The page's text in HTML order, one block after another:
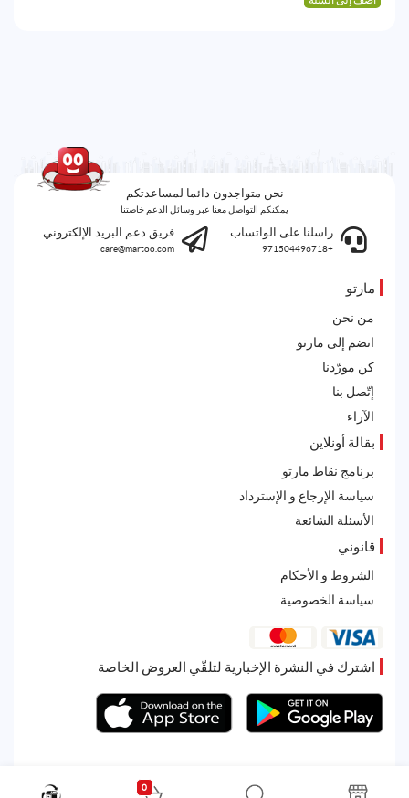
نحن متواجدون دائما لمساعدتكم
يمكنكم التواصل معنا عبر وسائل الدعم خاصتنا
راسلنا على الواتساب
+971504496718
فريق دعم البريد الإلكتروني
care@martoo.com
مارتو
من نحن
انضم إلى مارتو
كن مورّدنا
إتّصل بنا
الآراء
بقالة أونلاين
برنامج نقاط مارتو
سياسة الإرجاع و الإسترداد
الأسئلة الشائعة
قانوني
الشروط و الأحكام
سياسة الخصوصية
اشترك في النشرة الإخبارية لتلقّي العروض الخاصة
0